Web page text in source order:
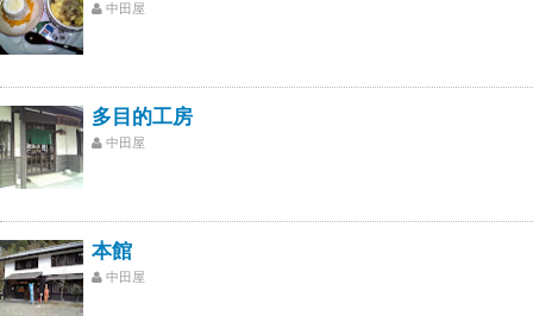
中田屋
多目的工房
中田屋
本館
中田屋